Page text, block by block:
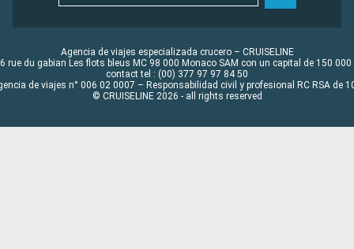
Agencia de viajes especializada crucero – CRUISELINE
rue du gabian Les flots bleus MC 98 000 Monaco SAM con un capital de 150 000
contact tel : (00) 377 97 97 84 50
de viajes n° 006 02 0007 – Responsabilidad civil y profesional RC RSA de
© CRUISELINE 2026 - all rights reserved